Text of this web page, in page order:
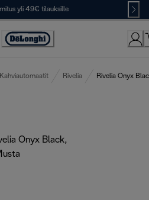
yli 49€ tilauksille
Accessibility
Kahviautomaatit Rivelia Rivelia Onyx